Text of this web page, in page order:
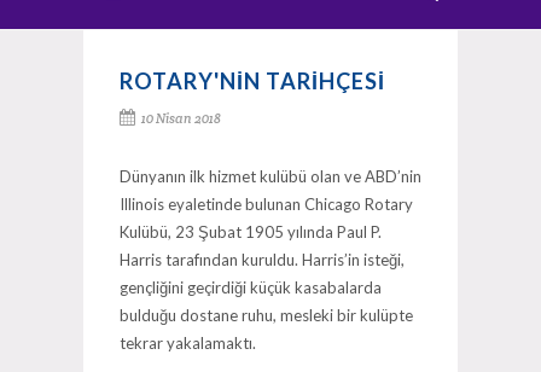
ROTARY'NİN TARİHÇESİ
10 Nisan 2018
Dünyanın ilk hizmet kulübü olan ve ABD’nin
Illinois eyaletinde bulunan Chicago Rotary
Kulübü, 23 Şubat 1905 yılında Paul P.
Harris tarafından kuruldu. Harris’in isteği,
gençliğini geçirdiği küçük kasabalarda
bulduğu dostane ruhu, mesleki bir kulüpte
tekrar yakalamaktı.